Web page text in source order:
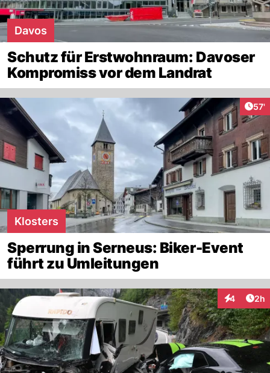
Davos
Schutz für Erstwohnraum: Davoser
Kompromiss vor dem Landrat
57'
Klosters
Sperrung in Serneus: Biker-Event
führt zu Umleitungen
4 2h